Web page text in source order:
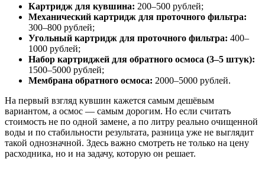
Картридж для кувшина: 200–500 рублей;
Механический картридж для проточного фильтра:
300–800 рублей;
Угольный картридж для проточного фильтра: 400–
1000 рублей;
Набор картриджей для обратного осмоса (3–5 штук):
1500–5000 рублей;
Мембрана обратного осмоса: 2000–5000 рублей.
На первый взгляд кувшин кажется самым дешёвым
вариантом, а осмос — самым дорогим. Но если считать
стоимость не по одной замене, а по литру реально очищенной
воды и по стабильности результата, разница уже не выглядит
такой однозначной. Здесь важно смотреть не только на цену
расходника, но и на задачу, которую он решает.